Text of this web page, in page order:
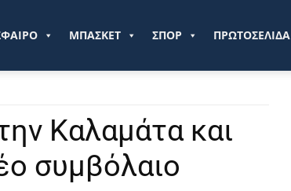
ΜΠΑΣΚΕΤ ΣΠΟΡ ΠΡΩΤΟΣΕΛΙΔΑ
Καλαμάτα και
συμβόλαιο